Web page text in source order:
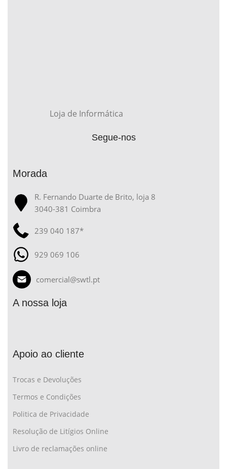
Loja de Informática
Segue-nos
Morada
R. Fernando Duarte de Brito, loja 8
3040-381 Coimbra
239 040 187*
929 069 106
comercial@swtl.pt
A nossa loja
Apoio ao cliente
Trocas e Devoluções
Termos e Condições
Politica de Privacidade
Resolução de Litígios Online
Livro de reclamações online